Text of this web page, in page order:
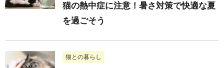
猫の熱中症に注意！暑さ対策で快適な夏
を過ごそう
猫との暮らし